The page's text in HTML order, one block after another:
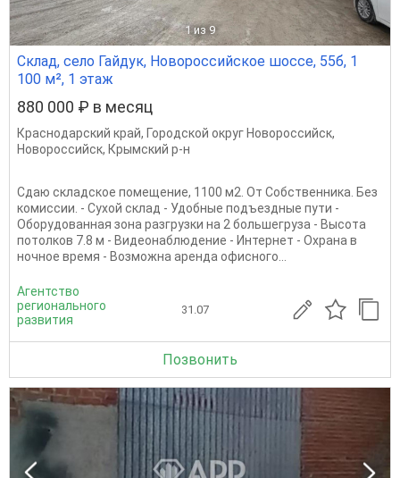
1 из 9
Склад, село Гайдук, Новороссийское шоссе, 55б, 1
100 м², 1 этаж
880 000 ₽ в месяц
Краснодарский край, Городской округ Новороссийск,
Новороссийск, Крымский р-н
Сдаю складское помещение, 1100 м2. От Собственника. Без
комиссии. - Сухой склад - Удобные подъездные пути -
Оборудованная зона разгрузки на 2 большегруза - Высота
потолков 7.8 м - Видеонаблюдение - Интернет - Охрана в
ночное время - Возможна аренда офисного...
Агентство
регионального
развития
31.07
Позвонить